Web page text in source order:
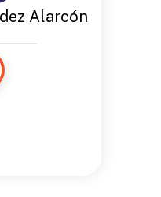
Alarcón